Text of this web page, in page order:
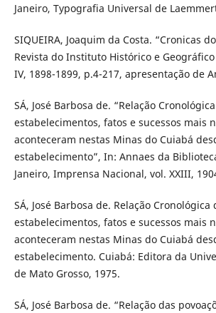
Janeiro, Typografia Universal de
SIQUEIRA, Joaquim da Costa. “Cronicas
Revista do Instituto Histórico e Geográfico
IV, 1898-1899, p.4-217, apresentação de
SÁ, José Barbosa de. “Relação
estabelecimentos, fatos e sucessos mais
aconteceram nestas Minas do Cuiabá
estabelecimento”, In: Annaes da
Janeiro, Imprensa Nacional, vol. XXIII,
SÁ, José Barbosa de. Relação Cronológica
estabelecimentos, fatos e sucessos mais
aconteceram nestas Minas do Cuiabá
estabelecimento. Cuiabá: Editora da
de Mato Grosso, 1975.
SÁ, José Barbosa de. “Relação das